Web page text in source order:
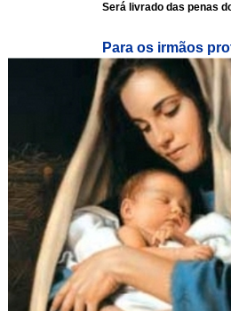
Será livrado das penas
Para os irmãos